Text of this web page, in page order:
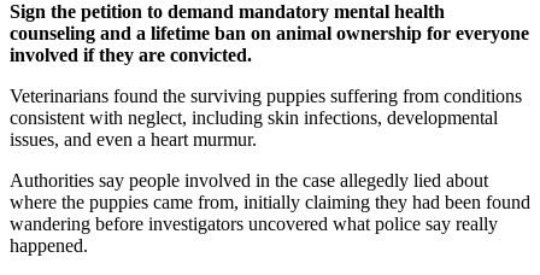
Sign the petition to demand mandatory mental health
counseling and a lifetime ban on animal ownership for everyone
involved if they are convicted.
Veterinarians found the surviving puppies suffering from conditions
consistent with neglect, including skin infections, developmental
issues, and even a heart murmur.
Authorities say people involved in the case allegedly lied about
where the puppies came from, initially claiming they had been found
wandering before investigators uncovered what police say really
happened.